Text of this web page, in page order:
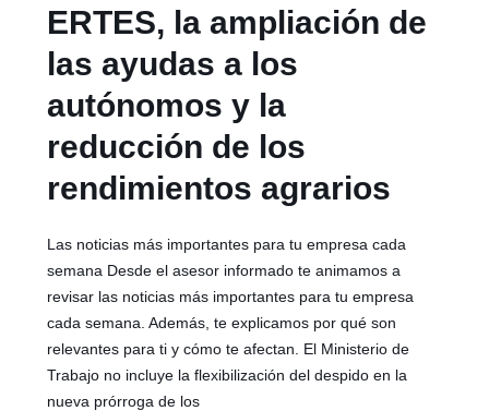
ERTES, la ampliación de
las ayudas a los
autónomos y la
reducción de los
rendimientos agrarios
Las noticias más importantes para tu empresa cada
semana Desde el asesor informado te animamos a
revisar las noticias más importantes para tu empresa
cada semana. Además, te explicamos por qué son
relevantes para ti y cómo te afectan. El Ministerio de
Trabajo no incluye la flexibilización del despido en la
nueva prórroga de los